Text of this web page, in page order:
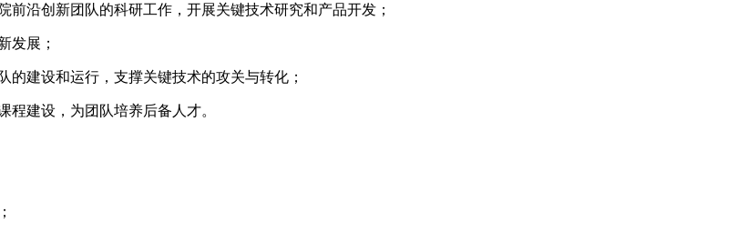
沿创新团队的科研工作，开展关键技术研究和产品开发；
发展；
建设和运行，支撑关键技术的攻关与转化；
程建设，为团队培养后备人才。